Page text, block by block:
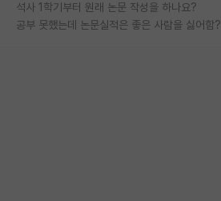
석사 1학기부터 원래 논문 작성을 하나요?
공부 못했는데 논문실적은 좋은 사람을 싫어함?